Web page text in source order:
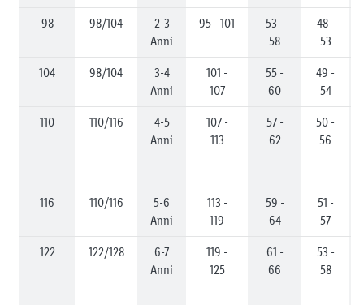
98 98/104
2-3
Anni
95 - 101
53 -
58
48 -
53
104 98/104
3-4
Anni
101 -
107
55 -
60
49 -
54
110 110/116
4-5
Anni
107 -
113
57 -
62
50 -
56
116 110/116
5-6
Anni
113 -
119
59 -
64
51 -
57
122 122/128
6-7
Anni
119 -
125
61 -
66
53 -
58